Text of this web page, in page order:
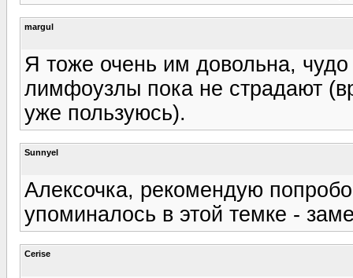
margul
Я тоже очень им довольна, чудо
лимфоузлы пока не страдают
уже пользуюсь).
Sunnyel
Алексочка, рекомендую
упоминалось в этой темке -
Cerise